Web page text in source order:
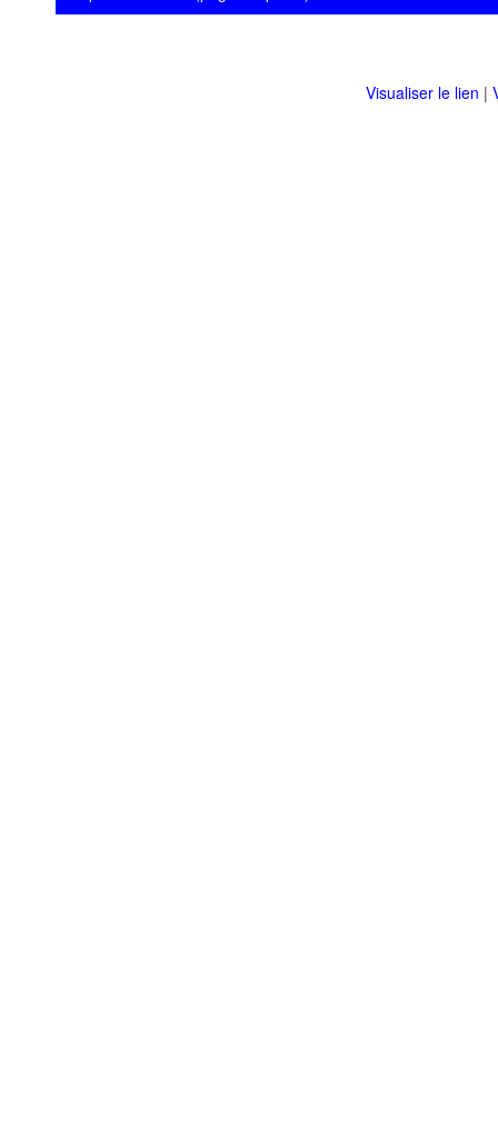
Visualiser le lien |